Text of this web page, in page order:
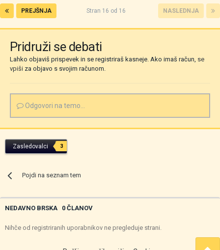
PREJŠNJA NASLEDNJA
Stran 16 od 16
Pridruži se debati
Lahko objaviš prispevek in se registriraš kasneje. Ako imaš račun, se
vpiši za objavo s svojim računom.
Odgovori na temo...
Zasledovalci 3
Pojdi na seznam tem
NEDAVNO BRSKA 0 ČLANOV
Nihče od registriranih uporabnikov ne pregleduje strani.